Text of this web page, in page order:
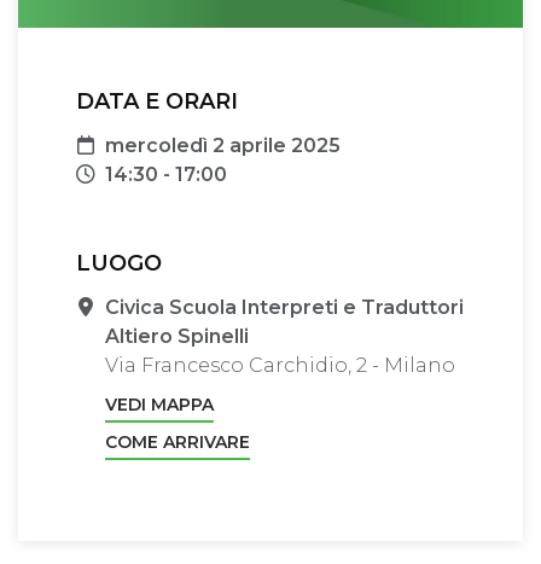
DATA E ORARI
Data
mercoledì 2 aprile 2025
Orari
14:30 - 17:00
LUOGO
Sede
Civica Scuola Interpreti e Traduttori
Altiero Spinelli
Via Francesco Carchidio, 2 - Milano
VEDI MAPPA
COME ARRIVARE